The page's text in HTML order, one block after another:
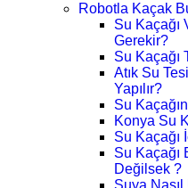
Robotla Kaçak
Su Kaçağı
Gerekir?
Su Kaçağı
Atık Su
Yapılır?
Su
Konya Su
Su Kaçağı
Su Kaçağı
Değilsek ?